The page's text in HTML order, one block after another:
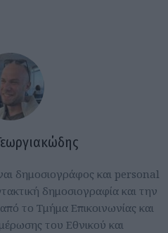
δημοσιογράφος και personal
δημοσιογραφία και την
το Τμήμα Επικοινωνίας και
του Εθνικού και